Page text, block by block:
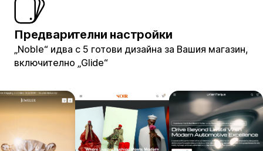
Предварителни настройки
„Noble“ идва с 5 готови дизайна за Вашия магазин,
включително „Glide“